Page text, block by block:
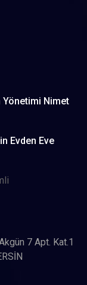
Nimet
Evden Eve
7 Apt. Kat.1